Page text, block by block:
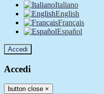
Italiano
English
Français
Español
Accedi
Accedi
button close ×